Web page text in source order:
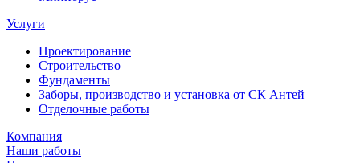
Услуги
Проектирование
Строительство
Фундаменты
Заборы, производство и установка от СК Антей
Отделочные работы
Компания
Наши работы